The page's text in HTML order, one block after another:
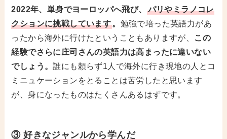
2022年、単身でヨーロッパへ飛び、
パリやミラノコレ
クションに挑戦しています。 勉強で培った英語力があ
ったから海外に行けたということもありますが、
この
経験でさらに庄司さんの英語力は高まったに違いない
でしょう。誰にも頼らず1人で海外に行き現地の人とコ
ミニュケーションをとることは苦労したと思います
が、身になったものはたくさんあるはずです。
③ 好きなジャンルから学んだ